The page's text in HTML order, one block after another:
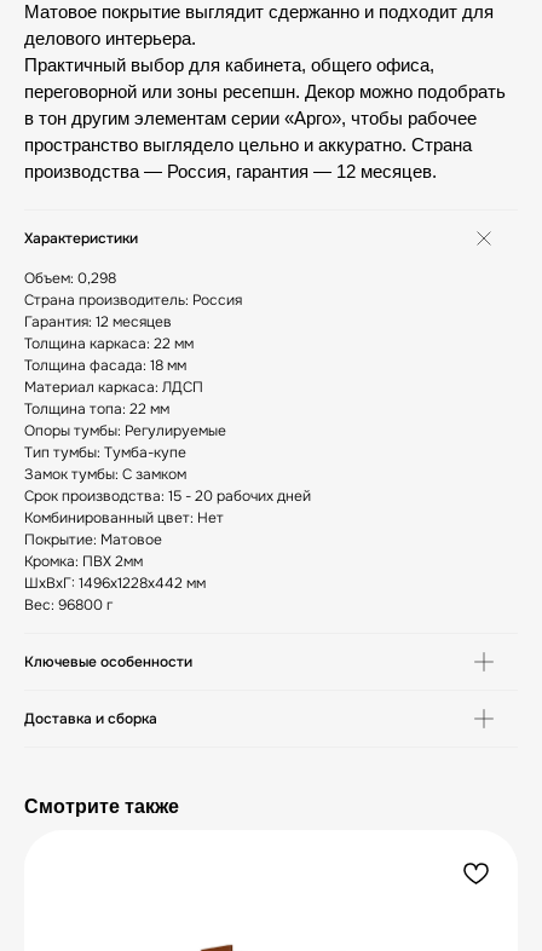
Матовое покрытие выглядит сдержанно и подходит для
делового интерьера.
Практичный выбор для кабинета, общего офиса,
переговорной или зоны ресепшн. Декор можно подобрать
в тон другим элементам серии «Арго», чтобы рабочее
пространство выглядело цельно и аккуратно. Страна
производства — Россия, гарантия — 12 месяцев.
Характеристики
Объем: 0,298
Страна производитель: Россия
Гарантия: 12 месяцев
Толщина каркаса: 22 мм
Толщина фасада: 18 мм
Материал каркаса: ЛДСП
Толщина топа: 22 мм
Опоры тумбы: Регулируемые
Тип тумбы: Тумба-купе
Замок тумбы: С замком
Срок производства: 15 - 20 рабочих дней
Комбинированный цвет: Нет
Покрытие: Матовое
Кромка: ПВХ 2мм
ШxВxГ: 1496x1228x442 мм
Вес: 96800 г
Ключевые особенности
Доставка и сборка
Смотрите также